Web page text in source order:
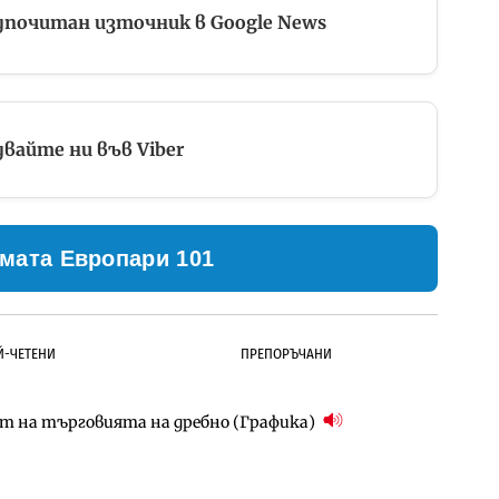
източник в Google News
ни във Viber
Европари 101
ЧЕТЕНИ ПРЕПОРЪЧАНИ
на търговията на дребно (Графика)
за преместването на трамвайното
Петрохан ще върви паралелно с екологичните